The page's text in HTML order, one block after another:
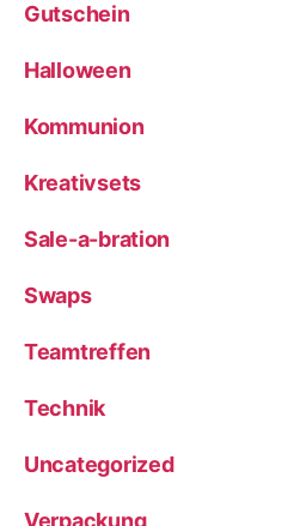
Gutschein
Halloween
Kommunion
Kreativsets
Sale-a-bration
Swaps
Teamtreffen
Technik
Uncategorized
Verpackung